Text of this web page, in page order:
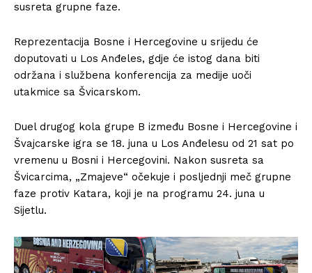
susreta grupne faze.
Reprezentacija Bosne i Hercegovine u srijedu će
doputovati u Los Anđeles, gdje će istog dana biti
održana i službena konferencija za medije uoči
utakmice sa Švicarskom.
Duel drugog kola grupe B između Bosne i Hercegovine i
Švajcarske igra se 18. juna u Los Anđelesu od 21 sat po
vremenu u Bosni i Hercegovini. Nakon susreta sa
Švicarcima, „Zmajeve“ očekuje i posljednji meč grupne
faze protiv Katara, koji je na programu 24. juna u
Sijetlu.